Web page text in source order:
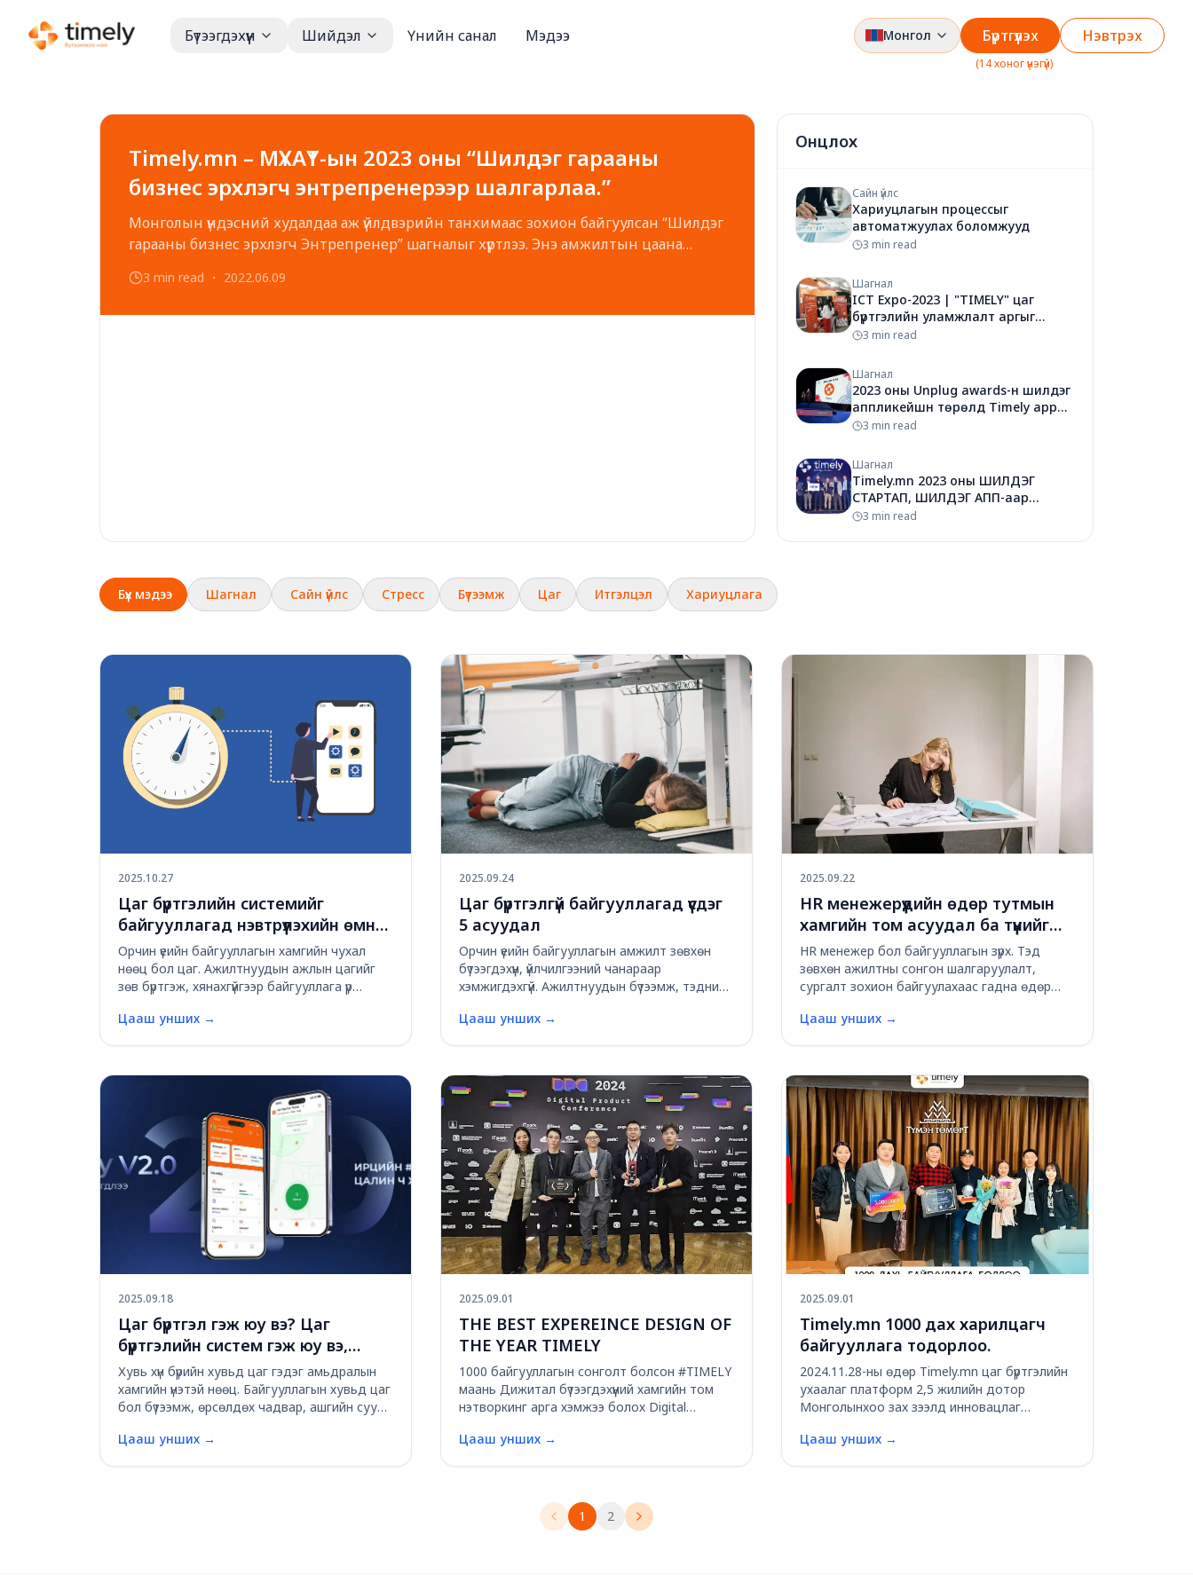
Бүтээгдэхүүн Шийдэл Үнийн санал Мэдээ Монгол Бүртгүүлэх
(14 хоног үнэгүй)
Нэвтрэх
Timely.mn – МҮХАҮТ-ын 2023 оны “Шилдэг гарааны
бизнес эрхлэгч энтрепренерээр шалгарлаа.”
Монголын үндэсний худалдаа аж үйлдвэрийн танхимаас зохион байгуулсан “Шилдэг
гарааны бизнес эрхлэгч Энтрепренер” шагналыг хүртлээ. Энэ амжилтын цаана
буй 800 байгууллага, тэдн
3 min read ・ 2022.06.09
Онцлох
Сайн үйлс
Хариуцлагын процессыг
автоматжуулах боломжууд
3 min read
Шагнал
ICT Expo-2023 | "TIMELY" цаг
бүртгэлийн уламжлалт аргыг
халлаа
3 min read
Шагнал
2023 оны Unplug awards-н шилдэг
аппликейшн төрөлд Timely app
Шалгарлаа.
3 min read
Шагнал
Timely.mn 2023 оны ШИЛДЭГ
СТАРТАП, ШИЛДЭГ АПП-аар
шалгарлаа.
3 min read
Бүх мэдээ Шагнал Сайн үйлс Стресс Бүтээмж Цаг Итгэлцэл Хариуцлага
2025.10.27
Цаг бүртгэлийн системийг
байгууллагад нэвтрүүлэхийн өмнө
мэдэх ёстой зүйлс
Орчин үеийн байгууллагын хамгийн чухал
нөөц бол цаг. Ажилтнуудын ажлын цагийг
зөв бүртгэж, хянахгүйгээр байгууллага үр
бүртгэлийн системийг зүгээр нэг суулгаад
Цааш унших →
2025.09.24
Цаг бүртгэлгүй байгууллагад үүсдэг
5 асуудал
Орчин үеийн байгууллагын амжилт зөвхөн
бүтээгдэхүүн, үйлчилгээний чанараар
хэмжигдэхгүй. Ажилтнуудын бүтээмж, тэдний
сахилга бат байгууллагын өсөлт хөгжилд
Цааш унших →
2025.09.22
HR менежерүүдийн өдөр тутмын
хамгийн том асуудал ба түүнийг
шийдэх арга: Timely цаг
бүртгэлийн системийн шийдэл
HR менежер бол байгууллагын зүрх. Тэд
зөвхөн ажилтны сонгон шалгаруулалт,
сургалт зохион байгуулахаас гадна өдөр
бодолт, ажилтны чөлөө амралт, илүү цаг,
Цааш унших →
2025.09.18
Цаг бүртгэл гэж юу вэ? Цаг
бүртгэлийн систем гэж юу вэ,
байгууллагад яагаад чухал вэ?
Хувь хүн бүрийн хувьд цаг гэдэг амьдралын
хамгийн үнэтэй нөөц. Байгууллагын хувьд цаг
бол бүтээмж, өрсөлдөх чадвар, ашгийн суурь
удирдаж, бүртгэж, үнэлж байгаагаас тухайн
Цааш унших →
2025.09.01
THE BEST EXPEREINCE DESIGN OF
THE YEAR TIMELY
1000 байгууллагын сонголт болсон #TIMELY
маань Дижитал бүтээгдэхүүний хамгийн том
нэтворкинг арга хэмжээ болох Digital
EXPEREINCE DESIGN OF THE YEAR"-аар
Цааш унших →
2025.09.01
Timely.mn 1000 дах харилцагч
байгууллага тодорлоо.
2024.11.28-ны өдөр Timely.mn цаг бүртгэлийн
ухаалаг платформ 2,5 жилийн дотор
Монголынхоо зах зээлд инновацлаг
хөгжүүлсээр 1000 гаруй харилцагчтай болжээ.
Цааш унших →
1 2